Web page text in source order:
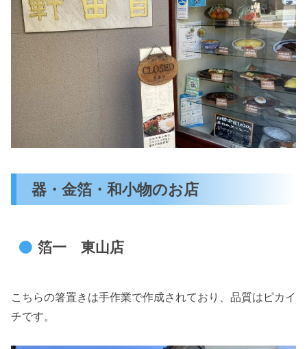
器・金箔・和小物のお店
箔一 東山店
こちらの箸置きは手作業で作成されており、品質はピカイ
チです。